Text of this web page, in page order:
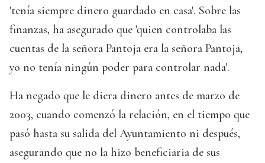
'tenía siempre dinero guardado en casa'. Sobre las
finanzas, ha asegurado que 'quien controlaba las
cuentas de la señora Pantoja era la señora Pantoja,
yo no tenía ningún poder para controlar nada'.
Ha negado que le diera dinero antes de marzo de
2003, cuando comenzó la relación, en el tiempo que
pasó hasta su salida del Ayuntamiento ni después,
asegurando que no la hizo beneficiaria de sus